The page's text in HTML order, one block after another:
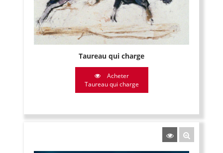
Taureau qui charge
Acheter
Taureau qui charge